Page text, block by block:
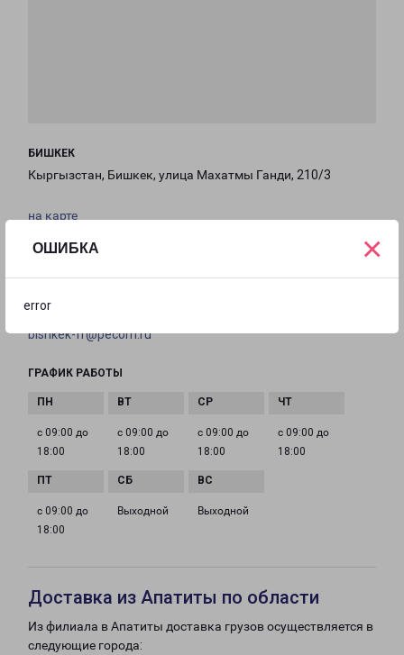
ОШИБКА
error
×
БИШКЕК
Кыргызстан, Бишкек, улица Махатмы Ганди, 210/3
на карте
ТЕЛЕФОН
+996-707-018-000
EMAIL
bishkek-fr@pecom.ru
ГРАФИК РАБОТЫ
с 09:00 до
18:00
с 09:00 до
18:00
с 09:00 до
18:00
с 09:00 до
18:00
с 09:00 до
18:00
Выходной Выходной
Доставка из Апатиты по области
Из филиала в Апатиты доставка грузов осуществляется в
следующие города: